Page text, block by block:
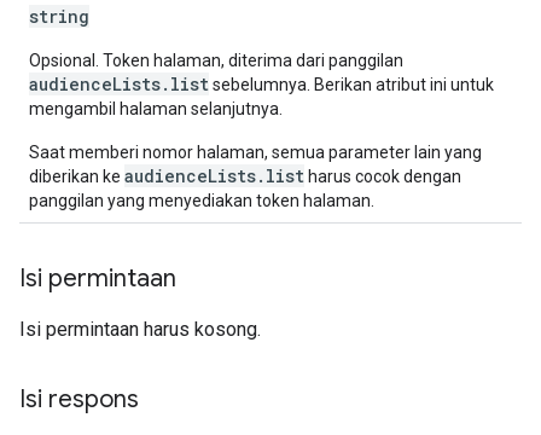
string
Opsional. Token halaman, diterima dari panggilan
audienceLists.listsebelumnya. Berikan atribut ini untuk
mengambil halaman selanjutnya.
Saat memberi nomor halaman, semua parameter lain yang
diberikan ke audienceLists.list harus cocok dengan
panggilan yang menyediakan token halaman.
Isi permintaan
Isi permintaan harus kosong.
Isi respons